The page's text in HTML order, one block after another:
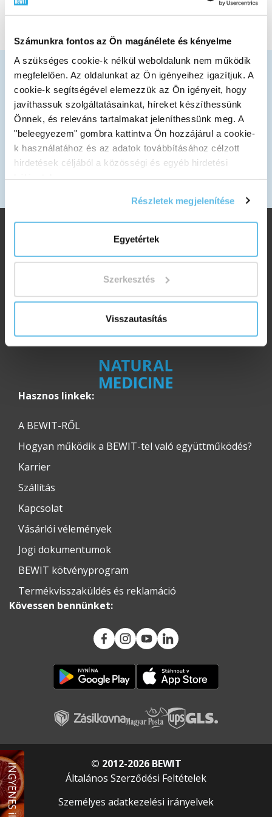
Számunkra fontos az Ön magánélete és kényelme
A szükséges cookie-k nélkül weboldalunk nem működik
megfelelően. Az oldalunkat az Ön igényeihez igazítjuk. A
cookie-k segítségével elemezzük az Ön igényeit, hogy
javíthassuk szolgáltatásainkat, híreket készíthessünk
Önnek, és releváns tartalmakat jeleníthessünk meg. A
"beleegyezem" gombra kattintva Ön hozzájárul a cookie-
k használatához és az adatok továbbításához célzott
hirdetések céljából a közösségi és egyéb hirdetési
Részletek megjelenítése
Egyetértek
Szerkesztés
Visszautasítás
AZ EGÉSZ VILÁGRA SZÁLLÍTUNK
További információk a szállításról
ÍRJON NEKÜNK
info@bewit.hu
HÍVJON MINKET
+36 30 522 7463
MUNKAIDŐ
Hétfőtől péntekig: 7:30 - 15:00
Hasznos linkek:
A BEWIT-RŐL
Hogyan működik a BEWIT-tel való együttműködés?
Karrier
Szállítás
Kapcsolat
Vásárlói vélemények
Jogi dokumentumok
BEWIT kötvényprogram
Termékvisszaküldés és reklamáció
Kövessen bennünket:
© 2012-2026 BEWIT
Általános Szerződési Feltételek
Személyes adatkezelési irányelvek